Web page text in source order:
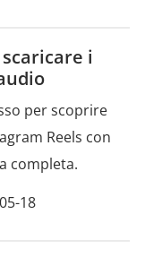
i
per scoprire
Reels con
completa.
18